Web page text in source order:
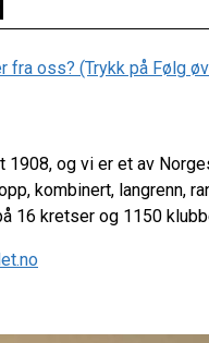
oss? (Trykk på Følg
og vi er et av
kombinert, langrenn,
16 kretser og 1150